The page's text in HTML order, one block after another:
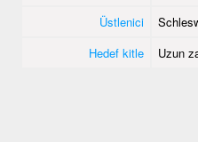
Üstlenici
Hedef kitle
Uzun